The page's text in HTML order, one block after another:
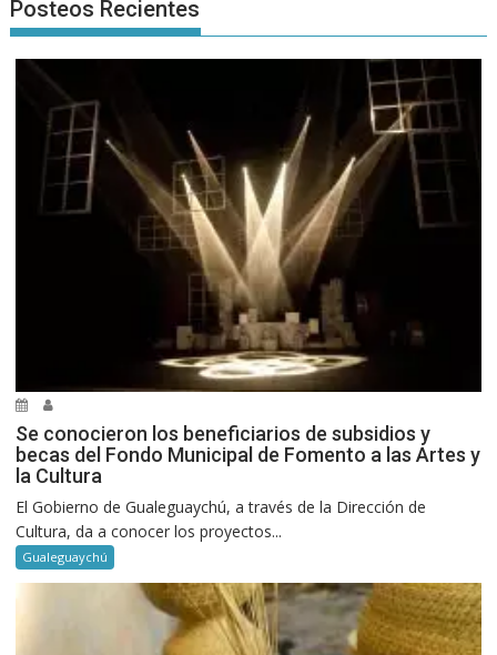
Posteos Recientes
Se conocieron los beneficiarios de subsidios y
becas del Fondo Municipal de Fomento a las Artes y
la Cultura
El Gobierno de Gualeguaychú, a través de la Dirección de
Cultura, da a conocer los proyectos...
Gualeguaychú